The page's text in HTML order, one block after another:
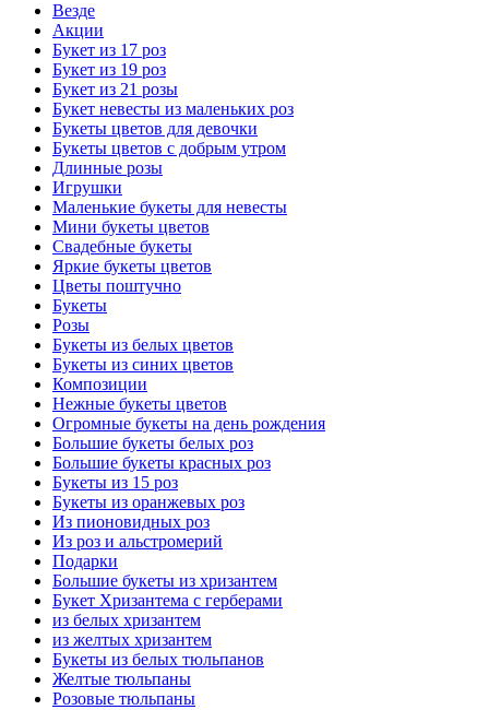
Везде
Акции
Букет из 17 роз
Букет из 19 роз
Букет из 21 розы
Букет невесты из маленьких роз
Букеты цветов для девочки
Букеты цветов с добрым утром
Длинные розы
Игрушки
Маленькие букеты для невесты
Мини букеты цветов
Свадебные букеты
Яркие букеты цветов
Цветы поштучно
Букеты
Розы
Букеты из белых цветов
Букеты из синих цветов
Композиции
Нежные букеты цветов
Огромные букеты на день рождения
Большие букеты белых роз
Большие букеты красных роз
Букеты из 15 роз
Букеты из оранжевых роз
Из пионовидных роз
Из роз и альстромерий
Подарки
Большие букеты из хризантем
Букет Хризантема с герберами
из белых хризантем
из желтых хризантем
Букеты из белых тюльпанов
Желтые тюльпаны
Розовые тюльпаны